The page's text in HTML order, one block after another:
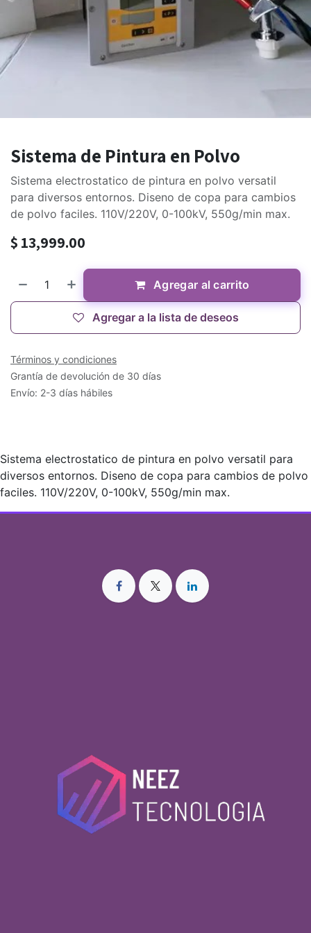
Sistema de Pintura en Polvo
Sistema electrostatico de pintura en polvo versatil
para diversos entornos. Diseno de copa para cambios
de polvo faciles. 110V/220V, 0-100kV, 550g/min max.
$ 13,999.00
Agregar al carrito
Agregar a la lista de deseos
Términos y condiciones
Grantía de devolución de 30 días
Envío: 2-3 días hábiles
Sistema electrostatico de pintura en polvo versatil para
diversos entornos. Diseno de copa para cambios de polvo
faciles. 110V/220V, 0-100kV, 550g/min max.